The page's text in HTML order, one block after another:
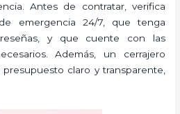
Antes de contratar, verifica
emergencia 24/7, que tenga
y que cuente con las
Además, un cerrajero
claro y transparente,